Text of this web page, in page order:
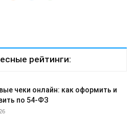
рейтинги:
чеки онлайн: как оформить и
по 54-ФЗ